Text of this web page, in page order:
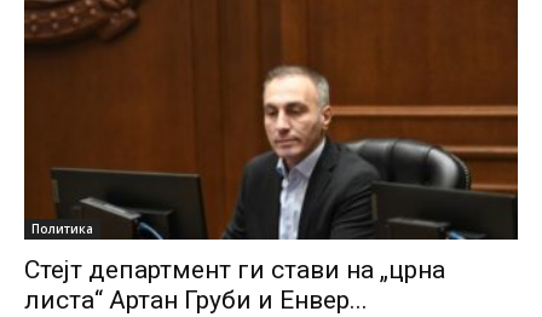
Политика
Стејт департмент ги стави на „црна
листа“ Артан Груби и Енвер...